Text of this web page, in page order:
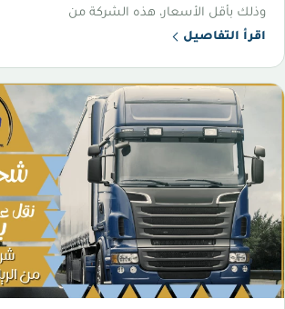
وذلك بأقل الأسعار، هذه الشركة من
اقرأ التفاصيل